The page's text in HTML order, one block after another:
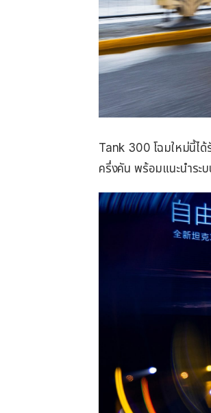
Tank 300 โฉมใหม่นี้ไ
ครึ่งคัน พร้อมแนะนำระ